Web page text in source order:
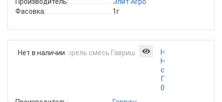
Производитель:
Элит Агро
Фасовка:
1г
Нет в наличии
Немезия
Натюрель
смесь
Гавриш
0,02г